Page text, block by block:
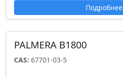
Подробнее
PALMERA B1800
CAS: 67701-03-5